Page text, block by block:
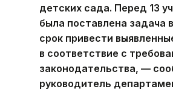
детских сада. Перед 13
была поставлена задача
срок привести
в соответствие с
законодательства, —
руководитель